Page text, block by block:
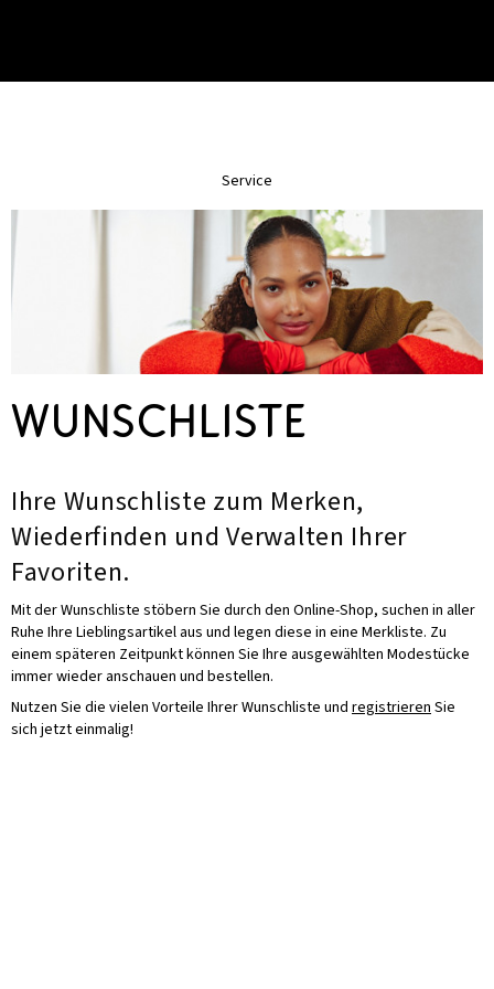
Service
Wunschliste
Ihre Wunschliste zum Merken,
Wiederfinden und Verwalten Ihrer
Favoriten.
Mit der Wunschliste stöbern Sie durch den Online-Shop, suchen in aller
Ruhe Ihre Lieblingsartikel aus und legen diese in eine Merkliste. Zu
einem späteren Zeitpunkt können Sie Ihre ausgewählten Modestücke
immer wieder anschauen und bestellen.
Nutzen Sie die vielen Vorteile Ihrer Wunschliste und registrieren Sie
sich jetzt einmalig!